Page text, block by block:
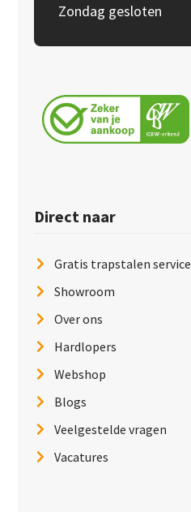
Zondag gesloten
Direct naar
Gratis trapstalen service
Showroom
Over ons
Hardlopers
Webshop
Blogs
Veelgestelde vragen
Vacatures